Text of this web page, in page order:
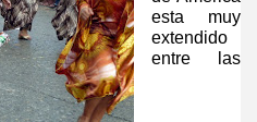
esta muy
extendido
entre las